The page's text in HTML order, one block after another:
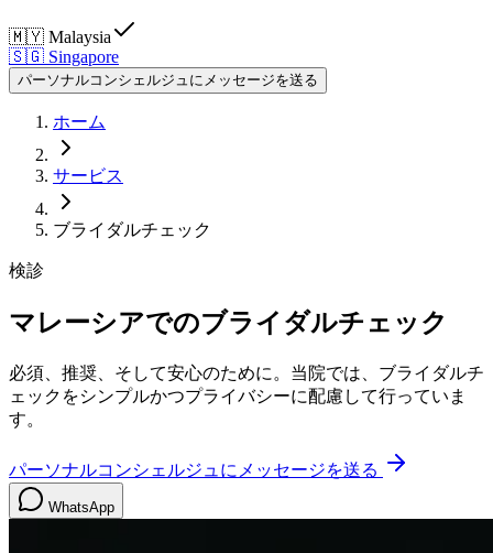
🇲🇾 Malaysia
🇸🇬 Singapore
パーソナルコンシェルジュにメッセージを送る
ホーム
サービス
ブライダルチェック
検診
マレーシアでのブライダルチェック
必須、推奨、そして安心のために。当院では、ブライダルチ
ェックをシンプルかつプライバシーに配慮して行っていま
す。
パーソナルコンシェルジュにメッセージを送る
WhatsApp